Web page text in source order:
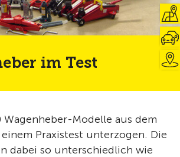
im Test
Wagenheber-Modelle aus dem
Praxistest unterzogen. Die
dabei so unterschiedlich wie